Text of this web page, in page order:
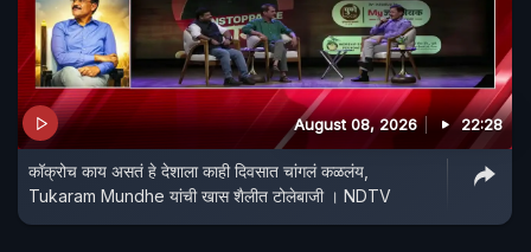
August 08, 2026 22:28
कॉक्रोच काय असतं हे देशाला काही दिवसात चांगलं कळलंय,
Tukaram Mundhe यांची खास शैलीत टोलेबाजी । NDTV